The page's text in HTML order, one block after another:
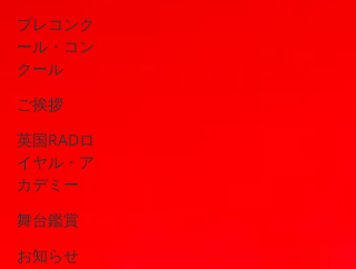
プレコンク
ール・コン
クール
ご挨拶
英国RADロ
イヤル・ア
カデミー
舞台鑑賞
お知らせ